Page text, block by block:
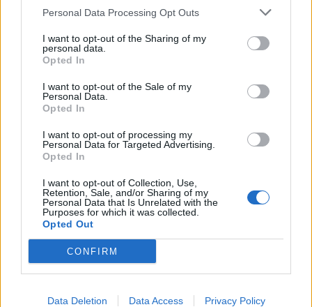
Personal Data Processing Opt Outs
I want to opt-out of the Sharing of my
personal data.
Opted In
I want to opt-out of the Sale of my
Personal Data.
Opted In
I want to opt-out of processing my
Personal Data for Targeted Advertising.
Opted In
I want to opt-out of Collection, Use,
Retention, Sale, and/or Sharing of my
Personal Data that Is Unrelated with the
Purposes for which it was collected.
Opted Out
CONFIRM
Data Deletion Data Access Privacy Policy